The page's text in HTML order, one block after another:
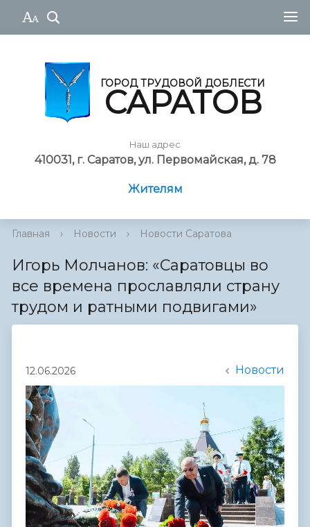
ГОРОД ТРУДОВОЙ ДОБЛЕСТИ
САРАТОВ
Наш адрес
410031, г. Саратов, ул. Первомайская, д. 78
Жителям
Главная › Новости › Новости Саратова
Игорь Молчанов: «Саратовцы во
все времена прославляли страну
трудом и ратными подвигами»
12.06.2026 Новости